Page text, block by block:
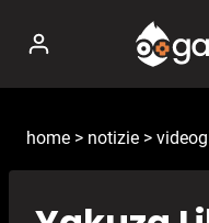
contenuto
home > notizie >